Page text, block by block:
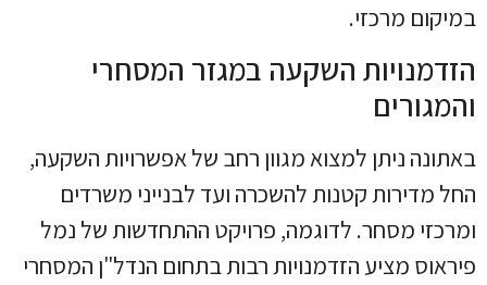
במיקום מרכזי.
הזדמנויות השקעה במגזר המסחרי
והמגורים
באתונה ניתן למצוא מגוון רחב של אפשרויות השקעה,
החל מדירות קטנות להשכרה ועד לבנייני משרדים
ומרכזי מסחר. לדוגמה, פרויקט ההתחדשות של נמל
פיראוס מציע הזדמנויות רבות בתחום הנדל"ן המסחרי